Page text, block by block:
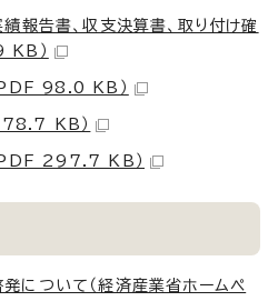
報告書、収支決算書、取り付け確
KB）
98.0 KB）
KB）
PDF 297.7 KB）
について（経済産業省ホームペ